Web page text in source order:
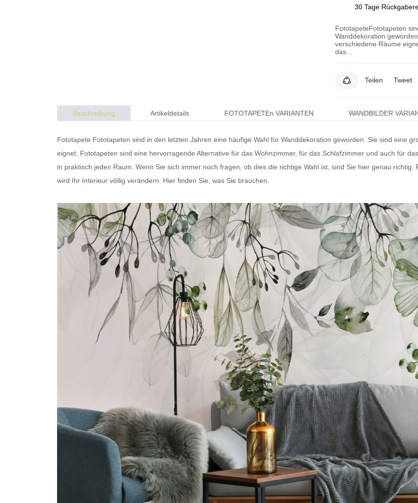
30 Tage
FototapeteFototapeten
Wanddekoration
verschiedene Räume
das...
Teilen Tweet
Beschreibung Artikeldetails FOTOTAPETEn VARIANTEN WANDBILDER
Fototapete Fototapeten sind in den letzten Jahren eine häufige Wahl für Wanddekoration geworden. Sie sind eine
eignet. Fototapeten sind eine hervorragende Alternative für das Wohnzimmer, für das Schlafzimmer und auch für
in praktisch jeden Raum. Wenn Sie sich immer noch fragen, ob dies die richtige Wahl ist, sind Sie hier genau richtig.
wird Ihr Interieur völlig verändern. Hier finden Sie, was Sie brauchen.